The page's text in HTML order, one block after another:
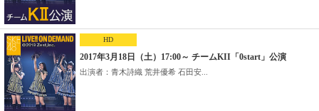
HD
2017年3月18日（土）17:00～ チームKII「0start」公演
出演者：青木詩織 荒井優希 石田安...